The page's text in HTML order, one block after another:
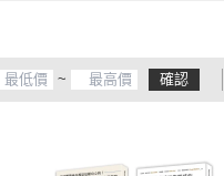
~ 確認